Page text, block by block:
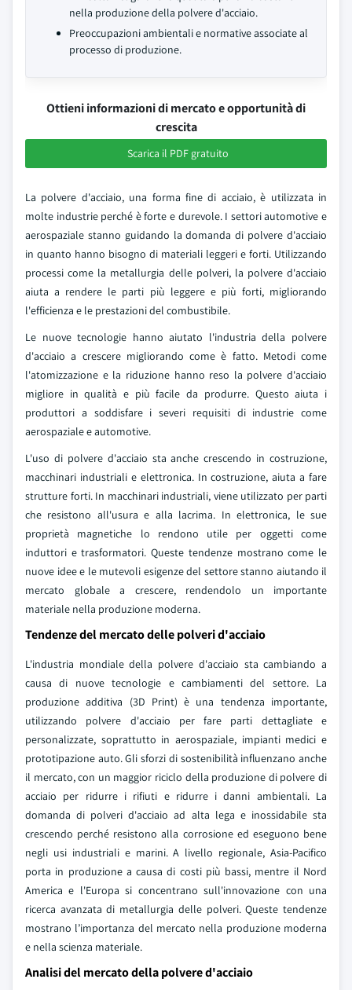
nella produzione della polvere d'acciaio.
Preoccupazioni ambientali e normative associate al
processo di produzione.
Ottieni informazioni di mercato e opportunità di
crescita
Scarica il PDF gratuito
La polvere d'acciaio, una forma fine di acciaio, è utilizzata in
molte industrie perché è forte e durevole. I settori automotive e
aerospaziale stanno guidando la domanda di polvere d'acciaio
in quanto hanno bisogno di materiali leggeri e forti. Utilizzando
processi come la metallurgia delle polveri, la polvere d'acciaio
aiuta a rendere le parti più leggere e più forti, migliorando
l'efficienza e le prestazioni del combustibile.
Le nuove tecnologie hanno aiutato l'industria della polvere
d'acciaio a crescere migliorando come è fatto. Metodi come
l'atomizzazione e la riduzione hanno reso la polvere d'acciaio
migliore in qualità e più facile da produrre. Questo aiuta i
produttori a soddisfare i severi requisiti di industrie come
aerospaziale e automotive.
L'uso di polvere d'acciaio sta anche crescendo in costruzione,
macchinari industriali e elettronica. In costruzione, aiuta a fare
strutture forti. In macchinari industriali, viene utilizzato per parti
che resistono all'usura e alla lacrima. In elettronica, le sue
proprietà magnetiche lo rendono utile per oggetti come
induttori e trasformatori. Queste tendenze mostrano come le
nuove idee e le mutevoli esigenze del settore stanno aiutando il
mercato globale a crescere, rendendolo un importante
materiale nella produzione moderna.
Tendenze del mercato delle polveri d'acciaio
L'industria mondiale della polvere d'acciaio sta cambiando a
causa di nuove tecnologie e cambiamenti del settore. La
produzione additiva (3D Print) è una tendenza importante,
utilizzando polvere d'acciaio per fare parti dettagliate e
personalizzate, soprattutto in aerospaziale, impianti medici e
prototipazione auto. Gli sforzi di sostenibilità influenzano anche
il mercato, con un maggior riciclo della produzione di polvere di
acciaio per ridurre i rifiuti e ridurre i danni ambientali. La
domanda di polveri d'acciaio ad alta lega e inossidabile sta
crescendo perché resistono alla corrosione ed eseguono bene
negli usi industriali e marini. A livello regionale, Asia-Pacifico
porta in produzione a causa di costi più bassi, mentre il Nord
America e l'Europa si concentrano sull'innovazione con una
ricerca avanzata di metallurgia delle polveri. Queste tendenze
mostrano l’importanza del mercato nella produzione moderna
e nella scienza materiale.
Analisi del mercato della polvere d'acciaio